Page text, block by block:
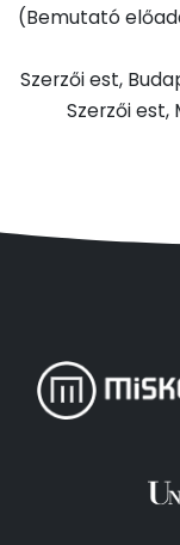
(Bemutató
Szerzői est,
Szerzői est,